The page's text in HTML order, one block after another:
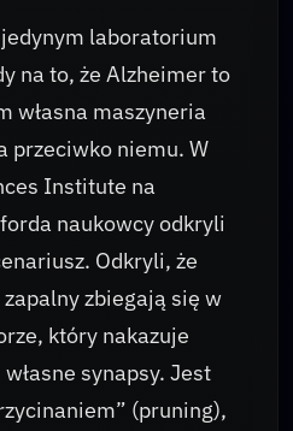
laboratorium
na to, że Alzheimer to
własna maszyneria
przeciwko niemu. W
Institute na
naukowcy odkryli
Odkryli, że
zbiegają się w
który nakazuje
synapsy. Jest
(pruning),